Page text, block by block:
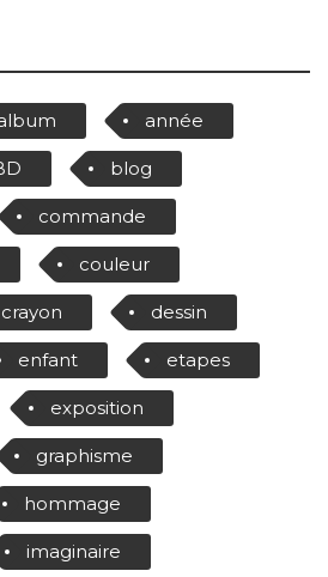
année
blog
commande
couleur
crayon dessin
enfant etapes
exposition
graphisme
hommage
imaginaire